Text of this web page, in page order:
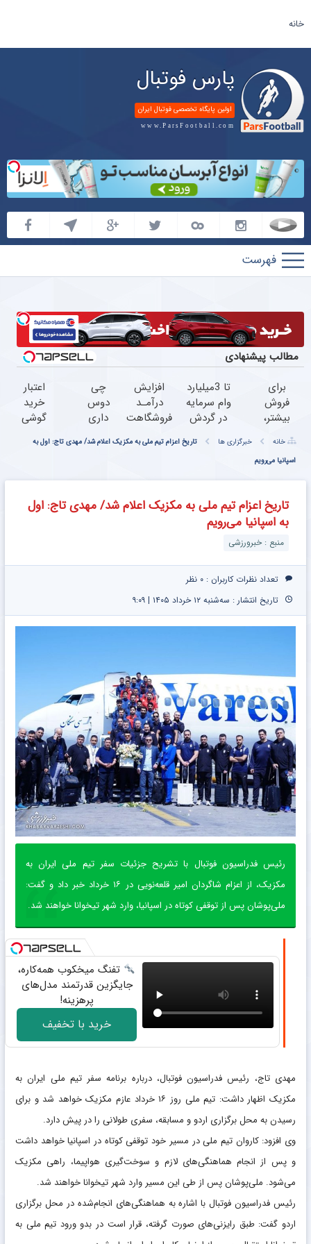
خانه
پارس فوتبال
اولین پایگاه تخصصی فوتبال ایران
www.ParsFootball.com
پارس
فوتبال
مطالب پیشنهادی
برای
فروش
بیشتر،
حالا
اقدام
کن (
نام
کن )
تا 3میلیارد
وام سرمایه
در گردش
=>
رو ثبت
افزایش
درآمـد
فروشگاهت
کن
چی
دوس
داری
بخری
؟ PS5
گوشی؟
میلیون
بخر
اعتبار
خرید
گوشی
همین
درخواست
خانه خبرگزاری ها
تاریخ اعزام تیم ملی به مکزیک اعلام شد/ مهدی تاج: اول به
اسپانیا می‌رویم
تاریخ اعزام تیم ملی به مکزیک اعلام شد/ مهدی تاج: اول
به اسپانیا می‌رویم
منبع : خبرورزشی
تعداد نظرات کاربران : ۰ نظر
تاریخ انتشار : سه‌شنبه ۱۲ خرداد ۱۴۰۵ | ۹:۰۹
رئیس فدراسیون فوتبال با تشریح جزئیات سفر تیم ملی ایران به
مکزیک، از اعزام شاگردان امیر قلعه‌نویی در ۱۶ خرداد خبر داد و گفت:
ملی‌پوشان پس از توقفی کوتاه در اسپانیا، وارد شهر تیخوانا خواهند شد.
تفنگ میخکوب همه‌کاره،
جایگزین قدرتمند مدل‌های
پرهزینه!
خرید با تخفیف
مهدی تاج، رئیس فدراسیون فوتبال، درباره برنامه سفر تیم ملی ایران به
مکزیک اظهار داشت: تیم ملی روز ۱۶ خرداد عازم مکزیک خواهد شد و برای
رسیدن به محل برگزاری اردو و مسابقه، سفری طولانی را در پیش دارد.
وی افزود: کاروان تیم ملی در مسیر خود توقفی کوتاه در اسپانیا خواهد داشت
و پس از انجام هماهنگی‌های لازم و سوخت‌گیری هواپیما، راهی مکزیک
می‌شود. ملی‌پوشان پس از طی این مسیر وارد شهر تیخوانا خواهند شد.
رئیس فدراسیون فوتبال با اشاره به هماهنگی‌های انجام‌شده در محل برگزاری
اردو گفت: طبق رایزنی‌های صورت گرفته، قرار است در بدو ورود تیم ملی به